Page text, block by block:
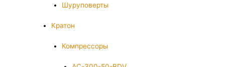
Шуруповерты
Кратон
Компрессоры